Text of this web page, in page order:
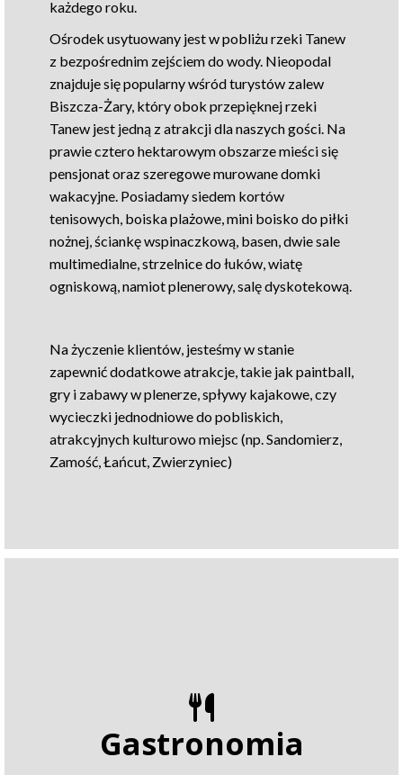
każdego roku.
Ośrodek usytuowany jest w pobliżu rzeki Tanew
z bezpośrednim zejściem do wody. Nieopodal
znajduje się popularny wśród turystów zalew
Biszcza-Żary, który obok przepięknej rzeki
Tanew jest jedną z atrakcji dla naszych gości. Na
prawie cztero hektarowym obszarze mieści się
pensjonat oraz szeregowe murowane domki
wakacyjne. Posiadamy siedem kortów
tenisowych, boiska plażowe, mini boisko do piłki
nożnej, ściankę wspinaczkową, basen, dwie sale
multimedialne, strzelnice do łuków, wiatę
ogniskową, namiot plenerowy, salę dyskotekową.
Na życzenie klientów, jesteśmy w stanie
zapewnić dodatkowe atrakcje, takie jak paintball,
gry i zabawy w plenerze, spływy kajakowe, czy
wycieczki jednodniowe do pobliskich,
atrakcyjnych kulturowo miejsc (np. Sandomierz,
Zamość, Łańcut, Zwierzyniec)
Gastronomia